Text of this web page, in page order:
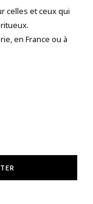
celles et ceux qui
en France ou à